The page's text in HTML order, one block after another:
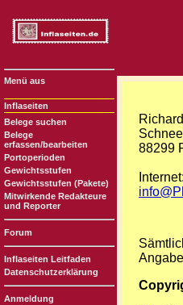
Menü aus
Inflaseiten
Belege suchen
Belege
erfassen/bearbeiten
Portoperioden
Gewichtsstufen
Gewichtsstufen (Pakete)
Mitwirkende Redakteure
und Reporter
Forum
Inflaseiten Leitfaden
Datenschutzerklärung
Anmeldung
88299
Internet: